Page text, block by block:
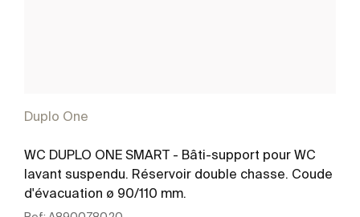
Duplo One
WC DUPLO ONE SMART - Bâti-support pour WC
lavant suspendu. Réservoir double chasse. Coude
d'évacuation ø 90/110 mm.